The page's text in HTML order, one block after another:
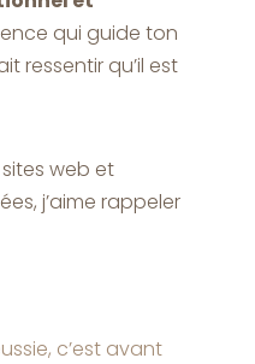
qui guide ton
ressentir qu’il est
web et
j’aime rappeler
c’est avant